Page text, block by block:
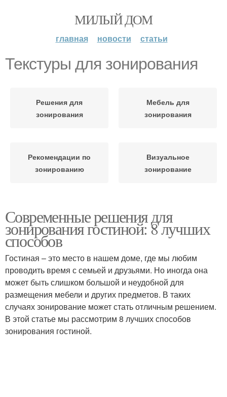
МИЛЫЙ ДОМ
главная новости статьи
Текстуры для зонирования
Решения для
зонирования
Мебель для
зонирования
Рекомендации по
зонированию
Визуальное
зонирование
Современные решения для
зонирования гостиной: 8 лучших
способов
Гостиная – это место в нашем доме, где мы любим
проводить время с семьей и друзьями. Но иногда она
может быть слишком большой и неудобной для
размещения мебели и других предметов. В таких
случаях зонирование может стать отличным решением.
В этой статье мы рассмотрим 8 лучших способов
зонирования гостиной.